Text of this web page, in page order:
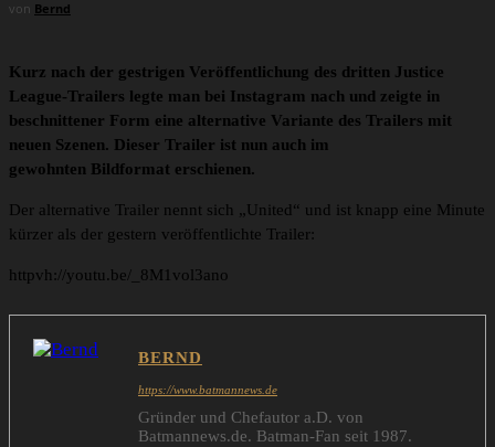
von Bernd
Kurz nach der gestrigen Veröffentlichung des dritten Justice
League-Trailers legte man bei Instagram nach und zeigte in
beschnittener Form eine alternative Variante des Trailers mit
neuen Szenen. Dieser Trailer ist nun auch im
gewohnten Bildformat erschienen.
Der alternative Trailer nennt sich „United“ und ist knapp eine Minute
kürzer als der gestern veröffentlichte Trailer:
httpvh://youtu.be/_8M1vol3ano
BERND
https://www.batmannews.de
Gründer und Chefautor a.D. von
Batmannews.de. Batman-Fan seit 1987.